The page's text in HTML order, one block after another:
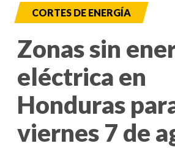
CORTES DE ENERGÍA
Zonas sin
eléctrica en
Honduras
viernes 7 de